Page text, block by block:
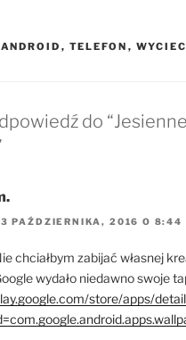
ANDROID , TELEFON ,
do
PAŹDZIERNIKA, 2016 O 8:44
chciałbym zabijać własnej
wydało niedawno swoje
store/apps/